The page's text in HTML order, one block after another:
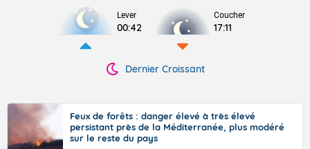
Lever
00:42
Coucher
17:11
Dernier Croissant
Feux de forêts : danger élevé à très élevé
persistant près de la Méditerranée, plus modéré
sur le reste du pays